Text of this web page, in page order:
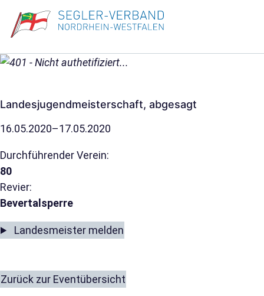
Landesjugendmeisterschaft, abgesagt
16.05.2020–17.05.2020
Durchführender Verein:
80
Revier:
Bevertalsperre
Landesmeister melden
Zurück zur Eventübersicht